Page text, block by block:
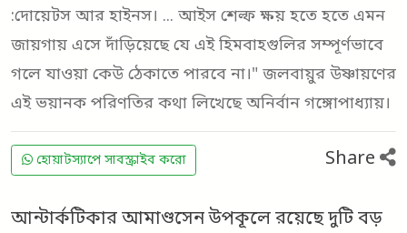
:দোয়েটস আর হাইনস। ... আইস শেল্ফ ক্ষয় হতে হতে এমন
জায়গায় এসে দাঁড়িয়েছে যে এই হিমবাহগুলির সম্পূর্ণভাবে
গলে যাওয়া কেউ ঠেকাতে পারবে না।" জলবায়ুর উষ্ণায়ণের
এই ভয়ানক পরিণতির কথা লিখেছে অনির্বান গঙ্গোপাধ্যায়।
হোয়াটস্যাপে সাবস্ক্রাইব করো Share
আন্টার্কটিকার আমাণ্ডসেন উপকূলে রয়েছে দুটি বড়